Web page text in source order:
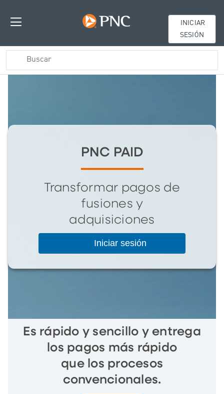
SESIÓN
PNC PAID
Transformar pagos de
fusiones y
adquisiciones
Iniciar sesión
Es rápido y sencillo y entrega
los pagos más rápido
que los procesos
convencionales.